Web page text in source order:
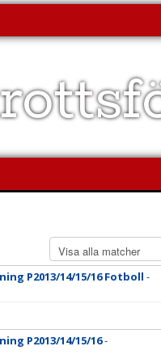
P2013/14/15/16 Fotboll -
P2013/14/15/16-